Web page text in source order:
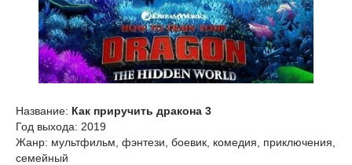
Название: Как приручить дракона 3
Год выхода: 2019
Жанр: мультфильм, фэнтези, боевик, комедия, приключения,
семейный